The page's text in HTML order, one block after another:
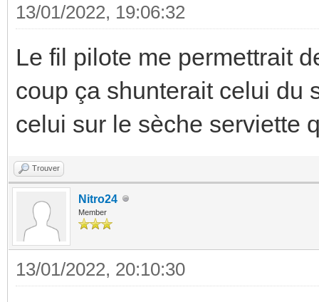
13/01/2022, 19:06:32
Le fil pilote me permettrait
coup ça shunterait celui du
celui sur le sèche serviette
Trouver
Nitro24
Member
13/01/2022, 20:10:30